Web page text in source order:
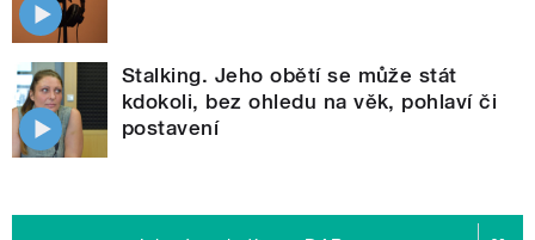
Stalking. Jeho obětí se může stát
kdokoli, bez ohledu na věk, pohlaví či
postavení